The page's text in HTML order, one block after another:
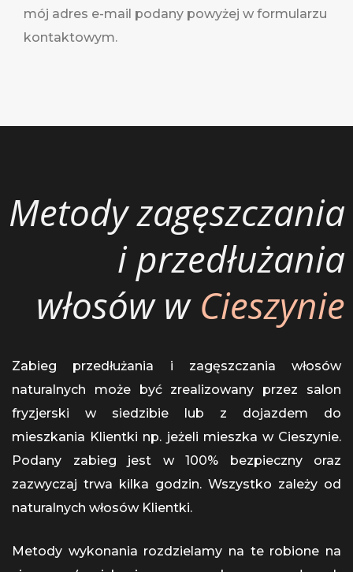
mój adres e-mail podany powyżej w formularzu
kontaktowym.
Metody zagęszczania
i przedłużania
włosów w Cieszynie
Zabieg przedłużania i zagęszczania włosów
naturalnych może być zrealizowany przez salon
fryzjerski w siedzibie lub z dojazdem do
mieszkania Klientki np. jeżeli mieszka w Cieszynie.
Podany zabieg jest w 100% bezpieczny oraz
zazwyczaj trwa kilka godzin. Wszystko zależy od
naturalnych włosów Klientki.
Metody wykonania rozdzielamy na te robione na